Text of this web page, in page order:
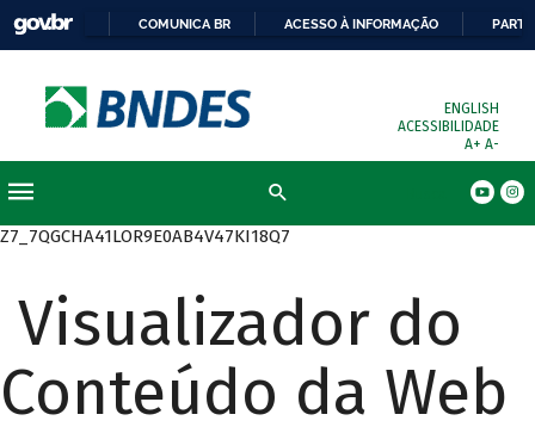
COMUNICA BR ACESSO À INFORMAÇÃO
ENGLISH
ACESSIBILIDADE
A+ A-
Z7_7QGCHA41LOR9E0AB4V47KI18Q7
Visualizador do
Conteúdo da Web